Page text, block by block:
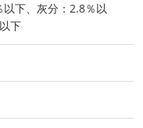
下、灰分：2.8％以
下